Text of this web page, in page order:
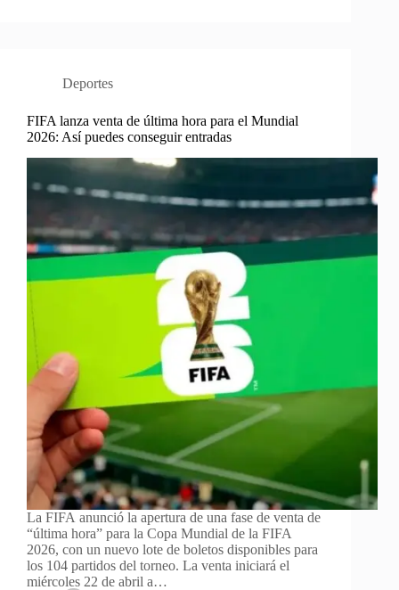
Deportes
FIFA lanza venta de última hora para el Mundial
2026: Así puedes conseguir entradas
La FIFA anunció la apertura de una fase de venta de
“última hora” para la Copa Mundial de la FIFA
2026, con un nuevo lote de boletos disponibles para
los 104 partidos del torneo. La venta iniciará el
miércoles 22 de abril a…